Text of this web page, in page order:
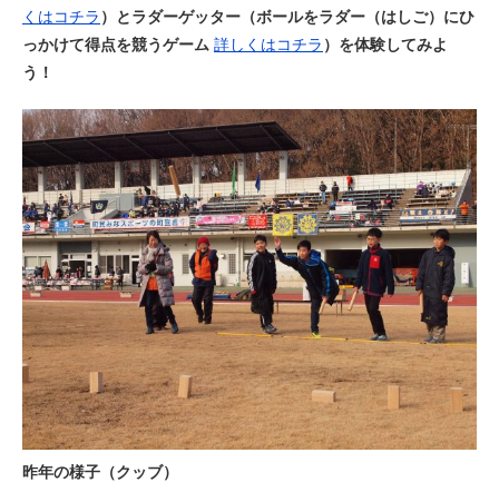
くはコチラ ）とラダーゲッター（ボールをラダー（はしご）にひ
っかけて得点を競うゲーム 詳しくはコチラ ）を体験してみよ
う！
昨年の様子（クッブ）